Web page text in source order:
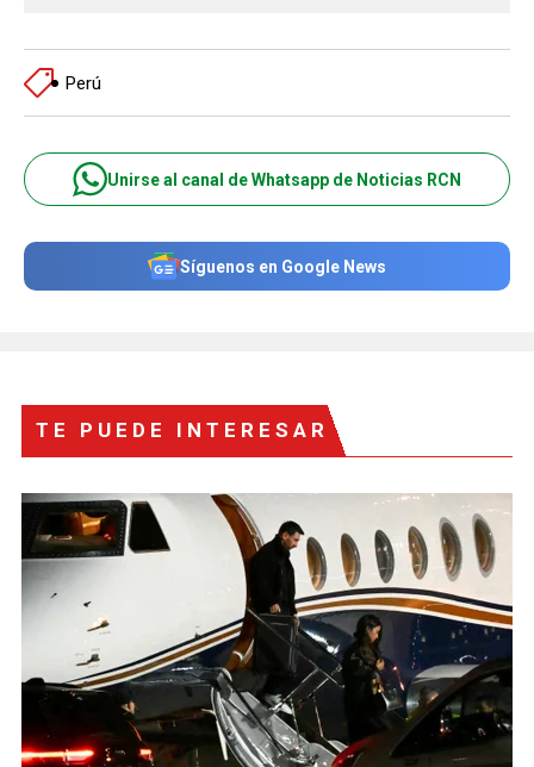
Perú
Unirse al canal de Whatsapp de Noticias RCN
Síguenos en Google News
TE PUEDE INTERESAR